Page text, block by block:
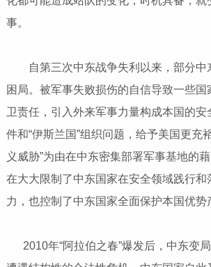
事。
自第三次中东战争失利以来，部分中
困局。被军事失败损伤的自信导致一些国
卫责任，引入外来军事力量构成本国的安
件和“伊斯兰国”组织问题，给予美国更充
义威胁”为由在中东密集部署军事基地的
在大大限制了中东国家在安全领域践行和
力，也控制了中东国家全面保护本国优势
2010年“阿拉伯之春”爆发后，中东变